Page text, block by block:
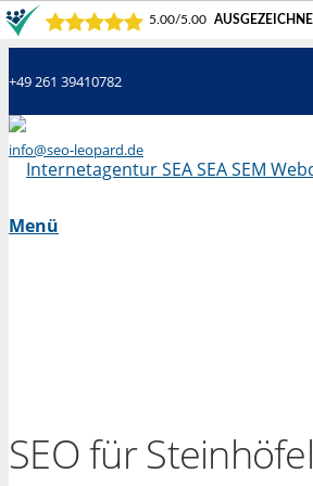
+49 261 39410782
info@seo-leopard.de
Menü
SEO für Steinhöfel